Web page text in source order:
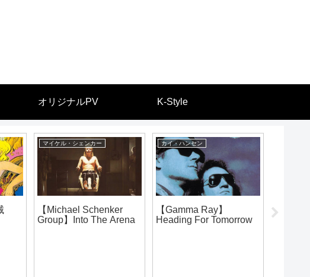
オリジナルPV K-Style
マイケル・シェンカー
【Michael Schenker
Group】Into The Arena
カイ・ハンセン
【Gamma Ray】
Heading For Tomorrow
【